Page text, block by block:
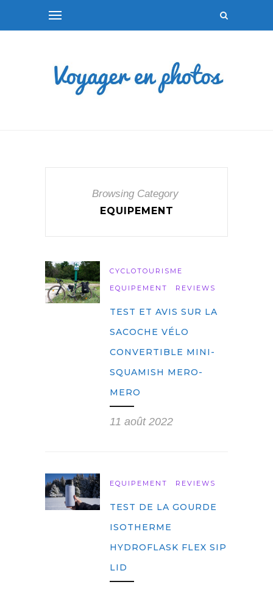
Browsing Category
EQUIPEMENT
CYCLOTOURISME
EQUIPEMENT
REVIEWS
TEST ET AVIS SUR LA
SACOCHE VÉLO
CONVERTIBLE MINI-
SQUAMISH MERO-
MERO
11 août 2022
EQUIPEMENT REVIEWS
TEST DE LA GOURDE
ISOTHERME
HYDROFLASK FLEX SIP
LID